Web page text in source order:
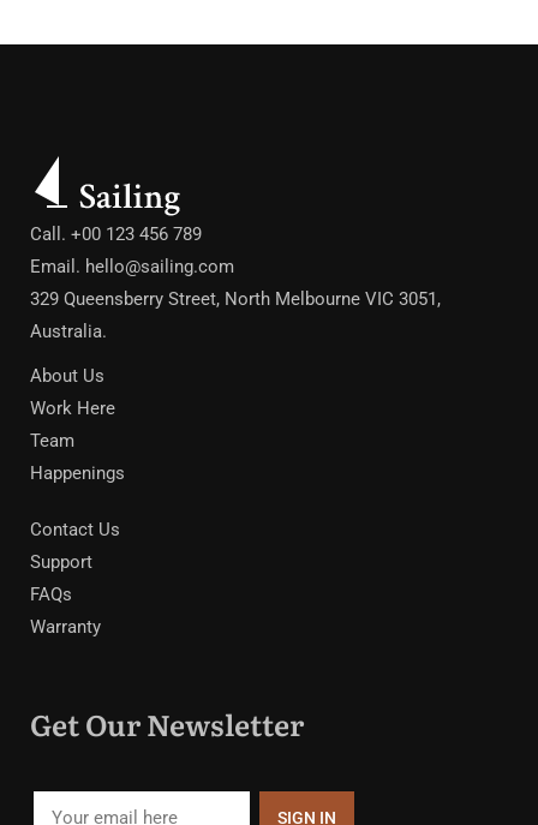
Call. +00 123 456 789
Email. hello@sailing.com
329 Queensberry Street, North Melbourne VIC 3051,
Australia.
About Us
Work Here
Team
Happenings
Contact Us
Support
FAQs
Warranty
Get Our Newsletter